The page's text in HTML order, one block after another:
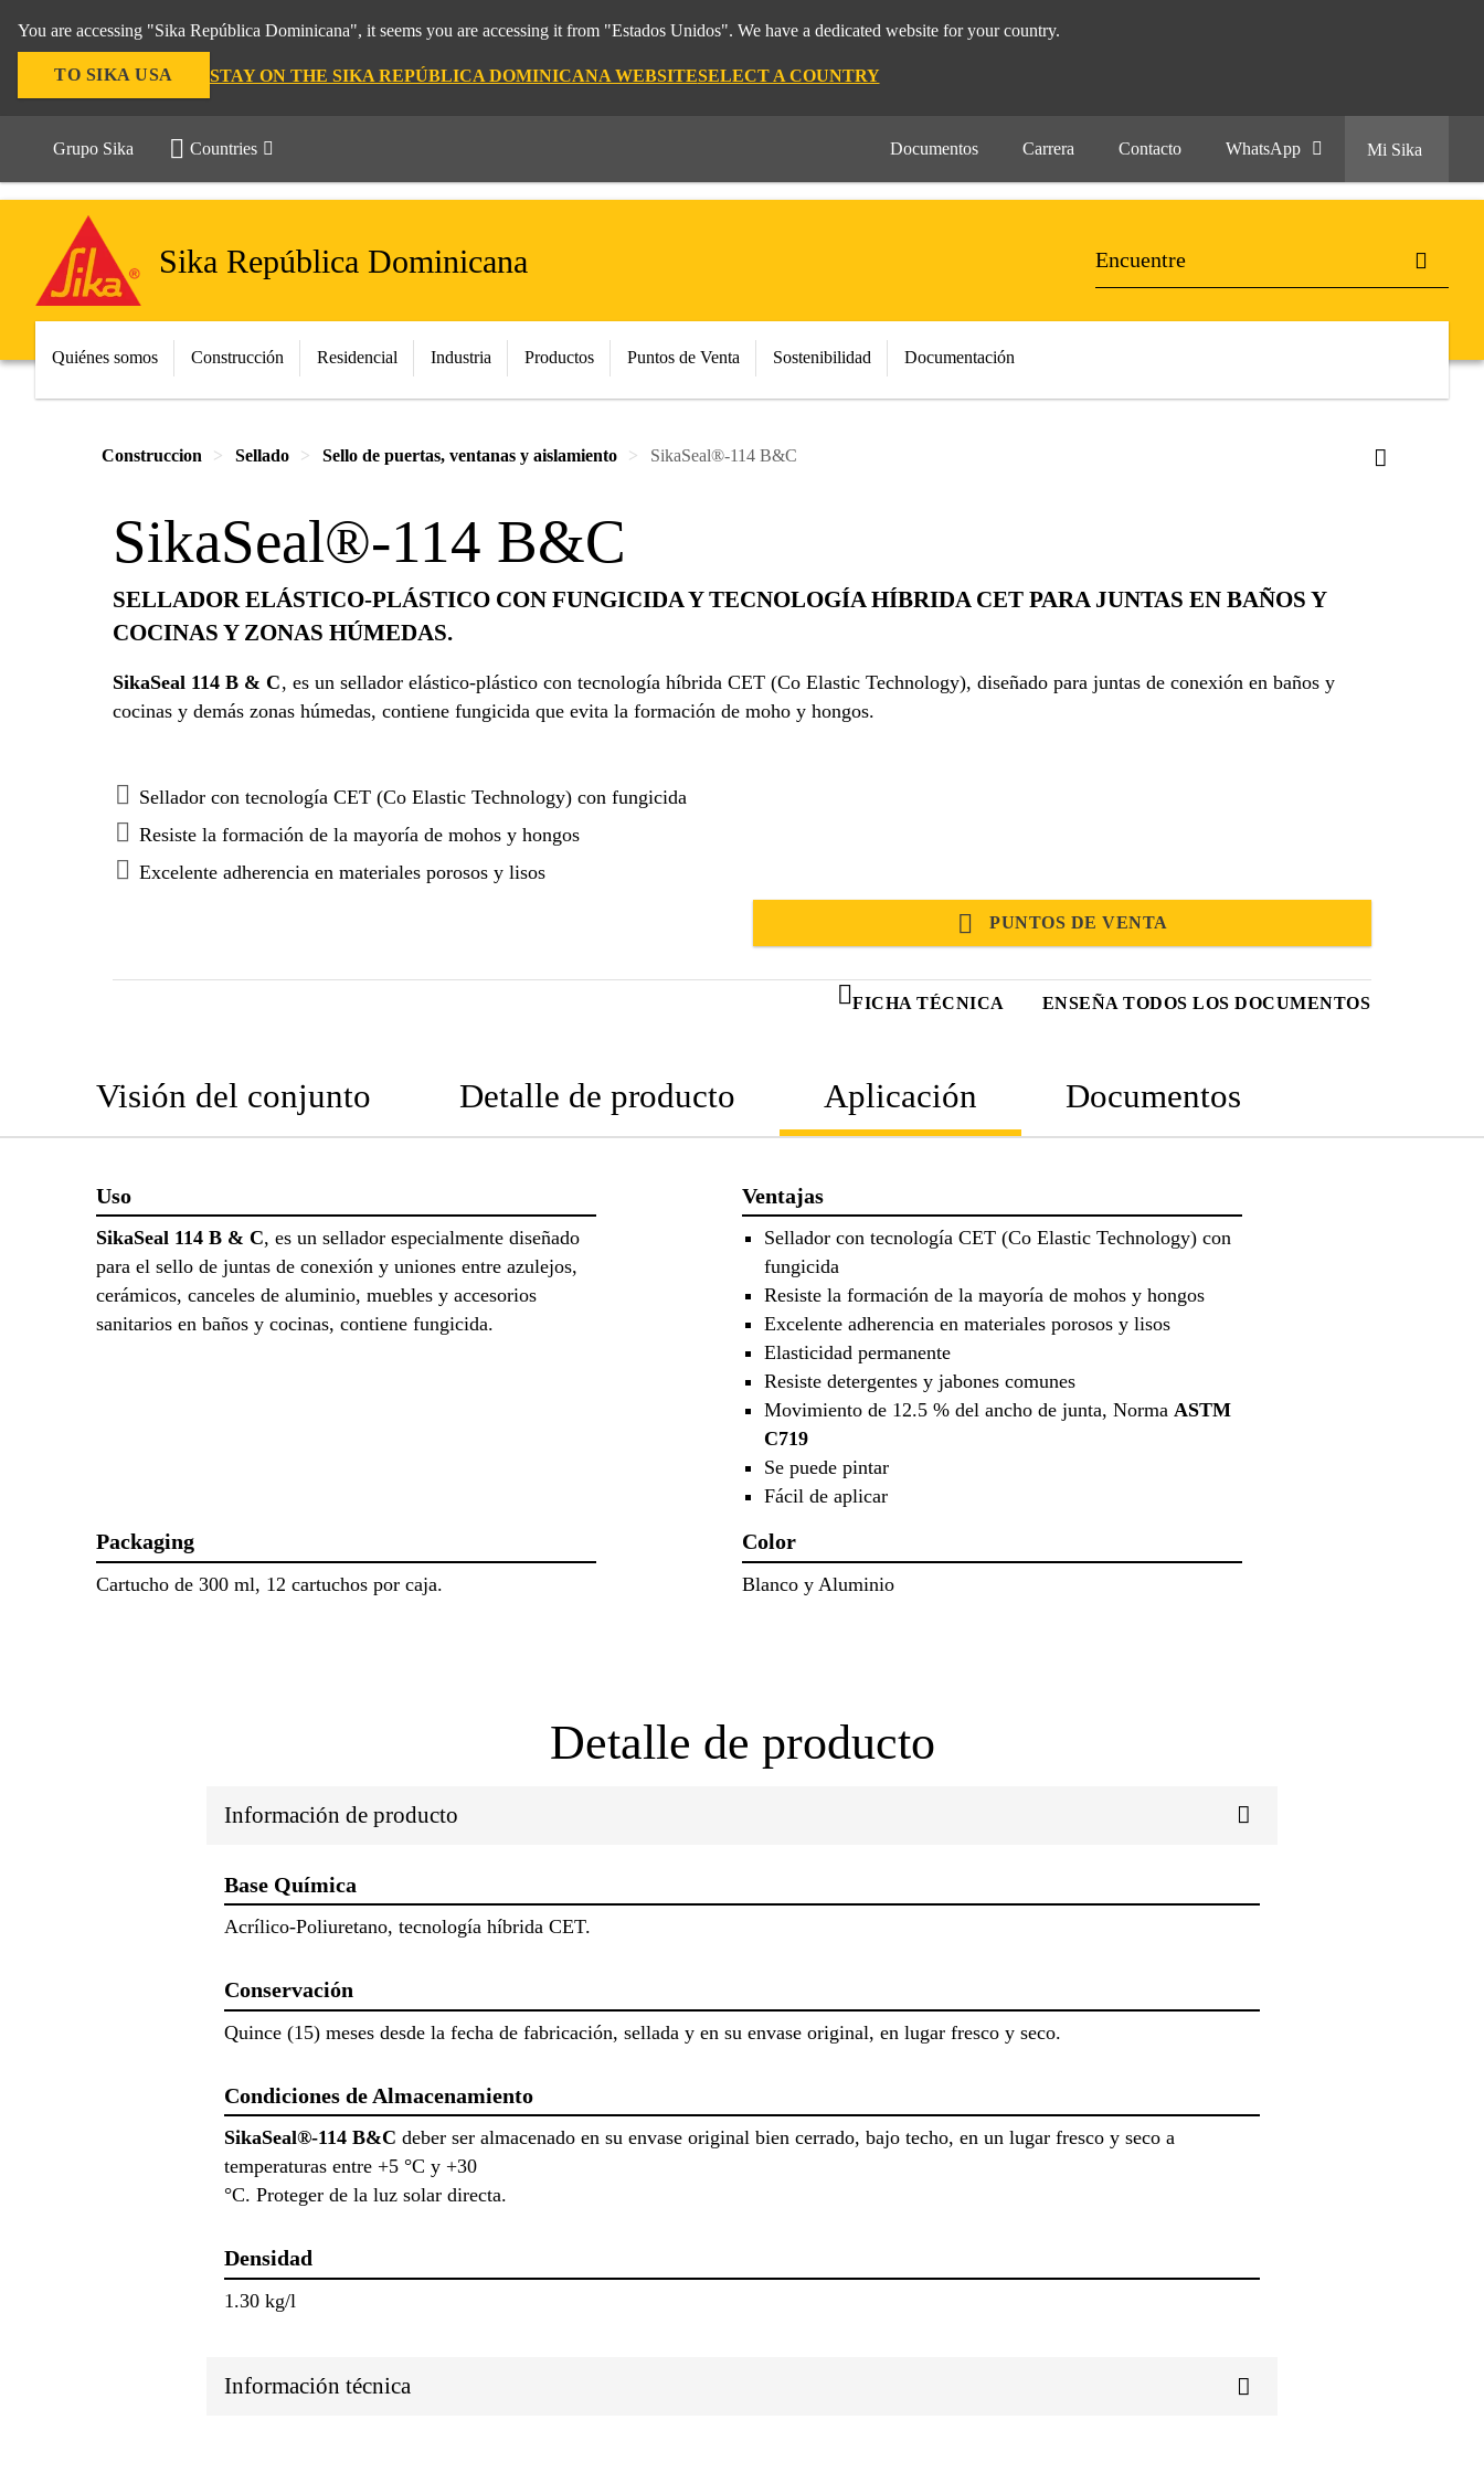
You are accessing "Sika República Dominicana", it seems you are accessing it from "Estados Unidos". We have a dedicated website for your country.
TO SIKA USA STAY ON THE SIKA REPÚBLICA DOMINICANA WEBSITESELECT A COUNTRY
Grupo Sika Countries Documentos Carrera Contacto WhatsApp Mi Sika
Sika República Dominicana
Quiénes somos Construcción Residencial Industria Productos Puntos de Venta Sostenibilidad Documentación
Construccion Sellado Sello de puertas, ventanas y aislamiento SikaSeal®-114 B&C
SikaSeal®-114 B&C
SELLADOR ELÁSTICO-PLÁSTICO CON FUNGICIDA Y TECNOLOGÍA HÍBRIDA CET PARA JUNTAS EN BAÑOS Y
COCINAS Y ZONAS HÚMEDAS.
SikaSeal 114 B & C, es un sellador elástico-plástico con tecnología híbrida CET (Co Elastic Technology), diseñado para juntas de conexión en baños y
cocinas y demás zonas húmedas, contiene fungicida que evita la formación de moho y hongos.
Sellador con tecnología CET (Co Elastic Technology) con fungicida
Resiste la formación de la mayoría de mohos y hongos
Excelente adherencia en materiales porosos y lisos
PUNTOS DE VENTA
FICHA TÉCNICA ENSEÑA TODOS LOS DOCUMENTOS
Visión del conjunto Detalle de producto Aplicación Documentos
Uso
SikaSeal 114 B & C, es un sellador especialmente diseñado
para el sello de juntas de conexión y uniones entre azulejos,
cerámicos, canceles de aluminio, muebles y accesorios
sanitarios en baños y cocinas, contiene fungicida.
Ventajas
Sellador con tecnología CET (Co Elastic Technology) con
fungicida
Resiste la formación de la mayoría de mohos y hongos
Excelente adherencia en materiales porosos y lisos
Elasticidad permanente
Resiste detergentes y jabones comunes
Movimiento de 12.5 % del ancho de junta, Norma ASTM
C719
Se puede pintar
Fácil de aplicar
Packaging
Cartucho de 300 ml, 12 cartuchos por caja.
Color
Blanco y Aluminio
Detalle de producto
Información de producto
Base Química
Acrílico-Poliuretano, tecnología híbrida CET.
Conservación
Quince (15) meses desde la fecha de fabricación, sellada y en su envase original, en lugar fresco y seco.
Condiciones de Almacenamiento
SikaSeal®-114 B&C deber ser almacenado en su envase original bien cerrado, bajo techo, en un lugar fresco y seco a
temperaturas entre +5 °C y +30
°C. Proteger de la luz solar directa.
Densidad
1.30 kg/l
Información técnica